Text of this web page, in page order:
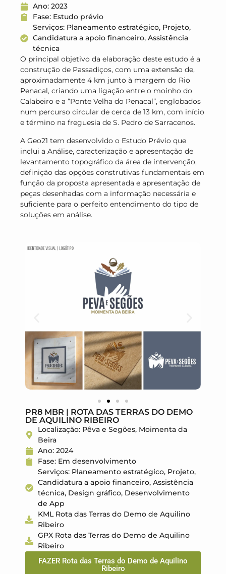
Ano: 2023
Fase: Estudo prévio
Serviços: Planeamento estratégico, Projeto,
Candidatura a apoio financeiro, Assistência
técnica
O principal objetivo da elaboração deste estudo é a
construção de Passadiços, com uma extensão de,
aproximadamente 4 km junto à margem do Rio
Penacal, criando uma ligação entre o moinho do
Calabeiro e a “Ponte Velha do Penacal”, englobados
num percurso circular de cerca de 13 km, com início
e término na freguesia de S. Pedro de Sarracenos.
A Geo21 tem desenvolvido o Estudo Prévio que
inclui a Análise, caracterização e apresentação de
levantamento topográfico da área de intervenção,
definição das opções construtivas fundamentais em
função da proposta apresentada e apresentação de
peças desenhadas com a informação necessária e
suficiente para o perfeito entendimento do tipo de
soluções em análise.
PR8 MBR | ROTA DAS TERRAS DO DEMO
DE AQUILINO RIBEIRO
Localização: Pêva e Segões, Moimenta da
Beira
Ano: 2024
Fase: Em desenvolvimento
Serviços: Planeamento estratégico, Projeto,
Candidatura a apoio financeiro, Assistência
técnica, Design gráfico, Desenvolvimento
de App
KML Rota das Terras do Demo de Aquilino
Ribeiro
GPX Rota das Terras do Demo de Aquilino
Ribeiro
FAZER Rota das Terras do Demo de Aquilino
Ribeiro